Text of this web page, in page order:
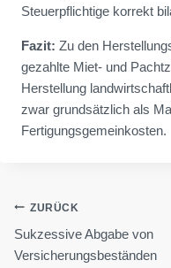
Steuerpflichtige korrekt
Fazit: Zu den
gezahlte Miet- und
Herstellung
zwar grundsätzlich als
Fertigungsgemeinkosten.
ZURÜCK
Sukzessive Abgabe von
Versicherungsbeständen